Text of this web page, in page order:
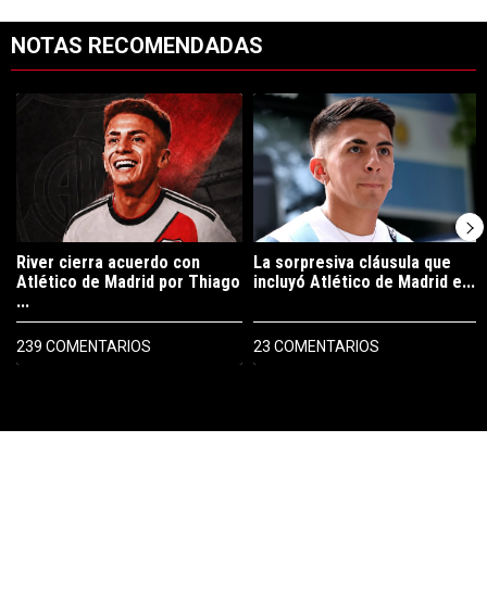
NOTAS RECOMENDADAS
Un artículo de tendencia con el título "River cierra acuerdo con
River cierra acuerdo con
Atlético de Madrid por Thiago
...
239 COMENTARIOS
Un artículo de tendencia con el
La sorpresiva cláusula que
incluyó Atlético de Madrid e...
23 COMENTARIOS